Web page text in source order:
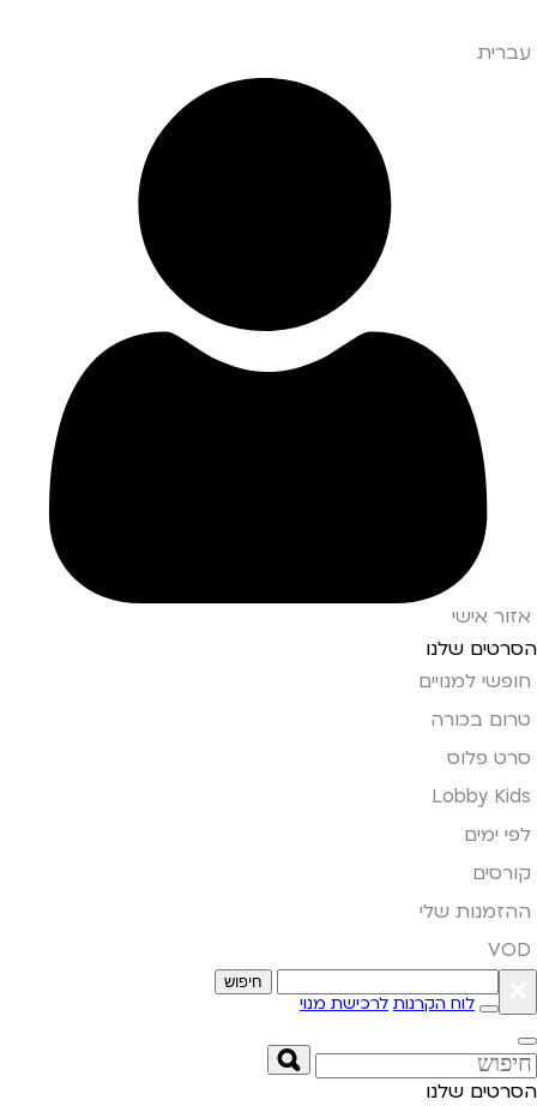
עברית
אזור אישי
הסרטים שלנו
חופשי למנויים
טרום בכורה
סרט פלוס
Lobby Kids
לפי ימים
קורסים
ההזמנות שלי
VOD
חיפוש
לוח הקרנות לרכישת מנוי
הסרטים שלנו